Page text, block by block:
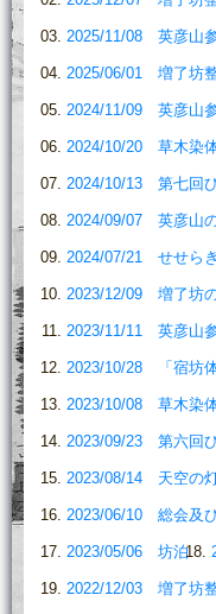
2025/11/08 英彦山
2025/06/01 増了坊
2024/11/09 英彦山
2024/10/20 草木染
2024/10/13 第七回
2024/09/07 英彦山
2024/07/21 せせら
2023/12/09 増了坊
2023/11/11 英彦山
2023/10/28 「宿坊
2023/10/08 草木染
2023/09/23 第六回
2023/08/14 天空の
2023/06/10 総会及
2023/05/06 坊泊
2022/12/03 増了坊